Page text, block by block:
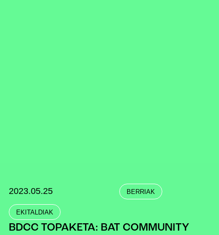
2023.05.25 BERRIAK
EKITALDIAK
BDCC TOPAKETA: BAT COMMUNITY